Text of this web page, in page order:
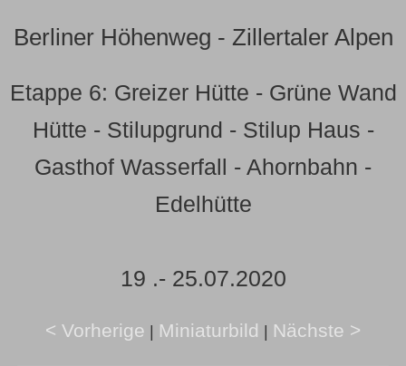
Berliner Höhenweg - Zillertaler Alpen
Etappe 6: Greizer Hütte - Grüne Wand
Hütte - Stilupgrund - Stilup Haus -
Gasthof Wasserfall - Ahornbahn -
Edelhütte
19 .- 25.07.2020
< Vorherige | Miniaturbild | Nächste >